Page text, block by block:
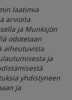
laatimia
arvioita
ja Munksjön
odotetaan
aiheutuvista
ja
yhdistyneen
ja